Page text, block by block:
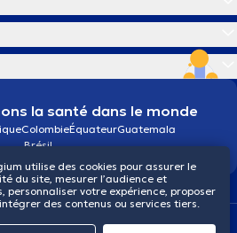
la santé dans le monde
ColombieÉquateurGuatemala
Brésil
CookiesPolitique de confidentialité
utilise des cookies pour assurer le
du site, mesurer l’audience et
personnaliser votre expérience, proposer
des contenus ou services tiers.